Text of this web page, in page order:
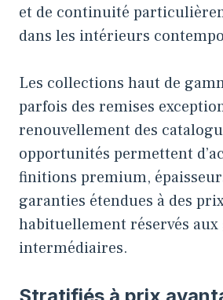
et de continuité
dans les intérieurs
Les collections haut de
parfois des remises
renouvellement des
opportunités permettent
finitions premium,
garanties étendues à des
habituellement réservés aux
intermédiaires.
Stratifiés à prix